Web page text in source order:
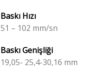
Baskı Hızı
51 – 102 mm/sn
Baskı Genişliği
19,05- 25,4-30,16 mm